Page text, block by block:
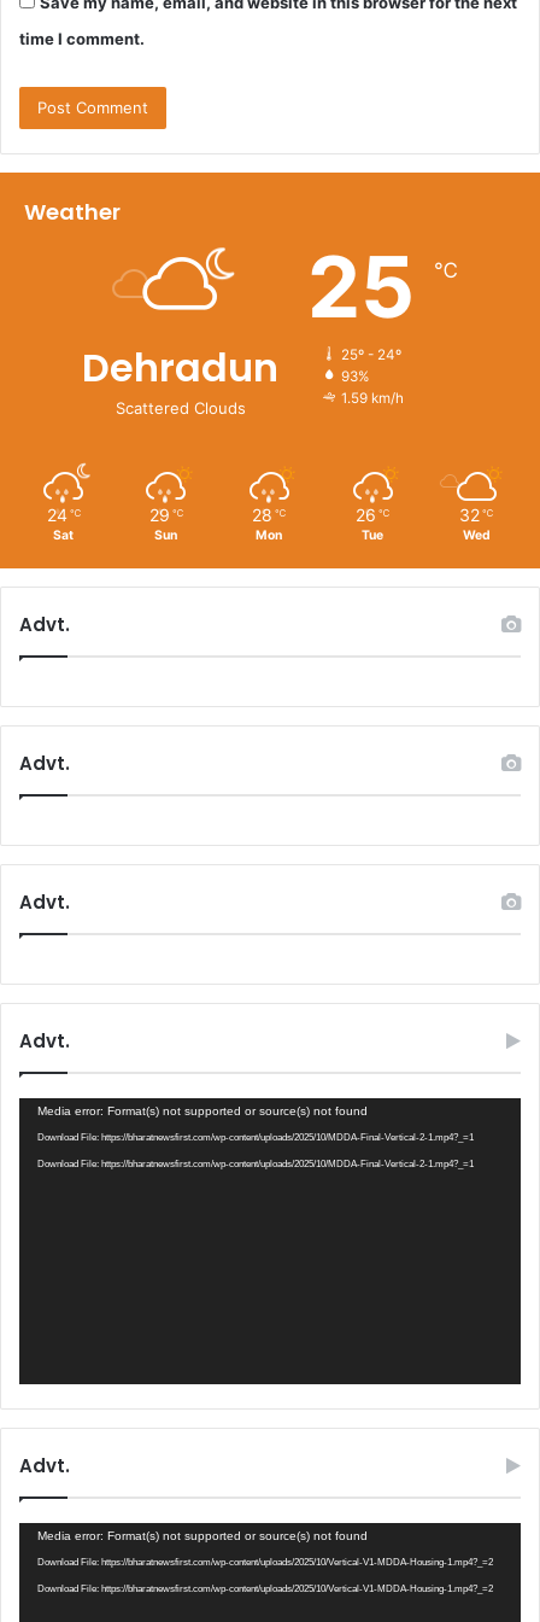
time I comment.
Weather
Dehradun
Scattered Clouds
25 ℃
25º - 24º
93%
1.59 km/h
24 ℃
Sat
29 ℃
Sun
28 ℃
Mon
26 ℃
Tue
32 ℃
Wed
Advt.
Advt.
Advt.
Advt.
Video
Player
Media error: Format(s) not supported or source(s) not found
Download File: https://bharatnewsfirst.com/wp-content/uploads/2025/10/MDDA-Final-Vertical-2-1.mp4?_=1
Download File: https://bharatnewsfirst.com/wp-content/uploads/2025/10/MDDA-Final-Vertical-2-1.mp4?_=1
Advt.
Video
Player
Media error: Format(s) not supported or source(s) not found
Download File: https://bharatnewsfirst.com/wp-content/uploads/2025/10/Vertical-V1-MDDA-Housing-1.mp4?_=2
Download File: https://bharatnewsfirst.com/wp-content/uploads/2025/10/Vertical-V1-MDDA-Housing-1.mp4?_=2